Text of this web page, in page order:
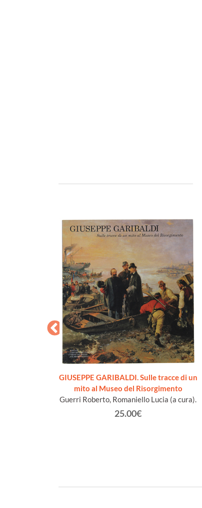
GIUSEPPE GARIBALDI. Sulle tracce di un
mito al Museo del Risorgimento
Guerri Roberto, Romaniello Lucia (a cura).
25.00€